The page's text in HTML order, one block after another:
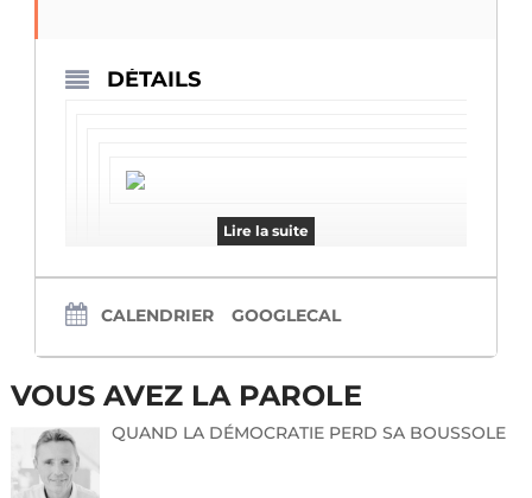
Lire la suite
DÉTAILS
CALENDRIER GOOGLECAL
VOUS AVEZ LA PAROLE
QUAND LA DÉMOCRATIE PERD SA BOUSSOLE